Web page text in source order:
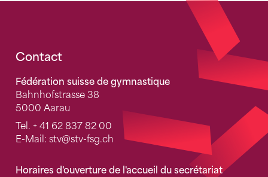
Fusszeile
Contact
Fédération suisse de gymnastique
Bahnhofstrasse 38
5000 Aarau
Tel. + 41 62 837 82 00
E-Mail: stv@stv-fsg.ch
Horaires d'ouverture de l'accueil du secrétariat